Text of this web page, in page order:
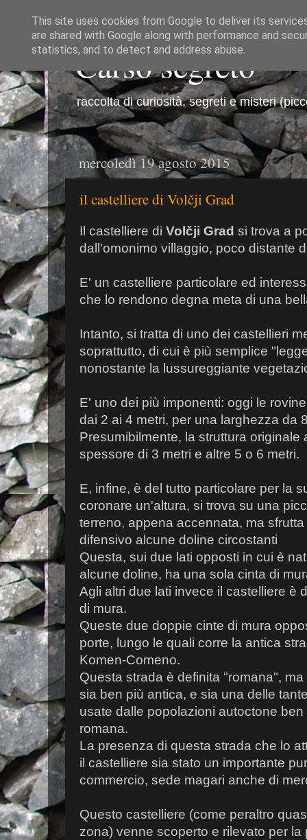
Carso segreto
raccolta di curiosità, segreti e misteri
mercoledì 19 agosto 2015
il castelliere di Volčji Grad
Il castelliere di Volčji Grad si trova a
dall'omonimo villaggio, poco distante
E' un castelliere particolare ed
che lo rendono degna meta di una
Intanto, si tratta di uno dei castellieri
soprattutto, di cui è più semplice
nonostante la lussureggiante
E' uno dei più imponenti: oggi le
dai 2 ai 4 metri, per una larghezza da
Presumibilmente, la struttura originale
spessore di 3 metri e altre 5 o 6 metri.
E, infine, è del tutto particolare per la
coronare un'altura, si trova su una
terreno, appena accennata, ma
difensivo alcune doline circostanti
Questa, sui due lati opposti in cui è
alcune doline, ha una sola cinta di
Agli altri due lati invece il castelliere è
di mura.
Queste due doppie cinte di mura
porte, lungo le quali corre la antica
Komen-Comeno.
Questa strada è definita "romana",
sia ben più antica, e sia una delle
usate dalle popolazioni autoctone
romana.
La presenza di questa strada che lo
il castelliere sia stato un importante
commercio, sede magari anche di
Questo castelliere (come peraltro
zona) venne scoperto e rilevato per
This site uses cookies from Google to deliver its
are shared with Google along with performance and
statistics, and to detect and address abuse.